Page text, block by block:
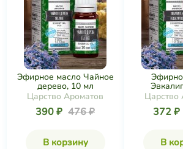
Эфирное масло Чайное
дерево, 10 мл
Царство Ароматов
390 ₽ 476 ₽
В корзину
Царство
372 ₽
В